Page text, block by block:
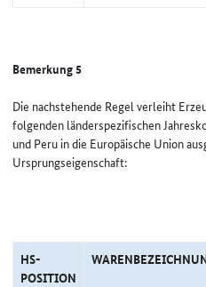
Bemerkung 5
Die nachstehende Regel verleiht
folgenden länderspezifischen
und Peru in die Europäische Union
Ursprungseigenschaft:
HS-
POSITION